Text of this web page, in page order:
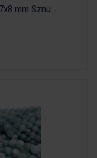
mm Sznu...